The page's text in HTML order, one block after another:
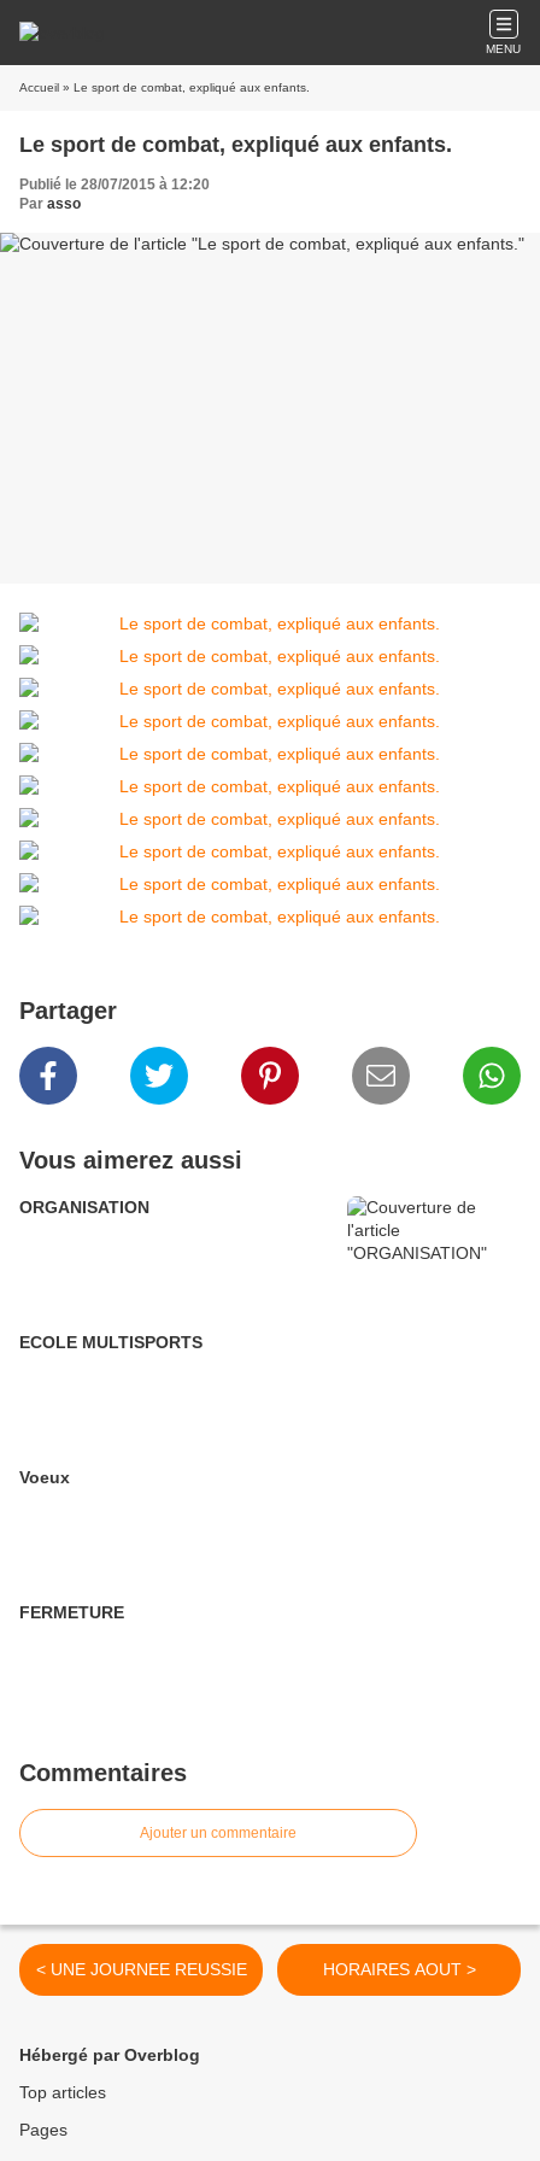
MENU
Accueil » Le sport de combat, expliqué aux enfants.
Le sport de combat, expliqué aux enfants.
Publié le 28/07/2015 à 12:20
Par asso
Partager
Vous aimerez aussi
ORGANISATION
ECOLE MULTISPORTS
Voeux
FERMETURE
Commentaires
Ajouter un commentaire
< UNE JOURNEE REUSSIE HORAIRES AOUT >
Hébergé par Overblog
Top articles
Pages